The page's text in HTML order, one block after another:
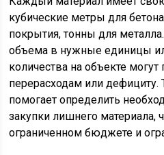
кубические метры для
покрытия, тонны для
объема в нужные единицы
количества на объекте
перерасходам или дефициту.
помогает определить
закупки лишнего материала,
ограниченном бюджете и